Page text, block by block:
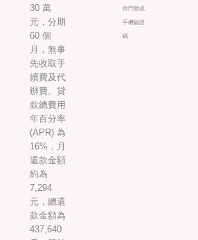
30 萬
元，分期
60 個
月，無事
先收取手
續費及代
辦費。貸
款總費用
年百分率
(APR) 為
16%，月
還款金額
約為
7,294
元，總還
款金額為
437,640
供門號或
手機驗證
碼